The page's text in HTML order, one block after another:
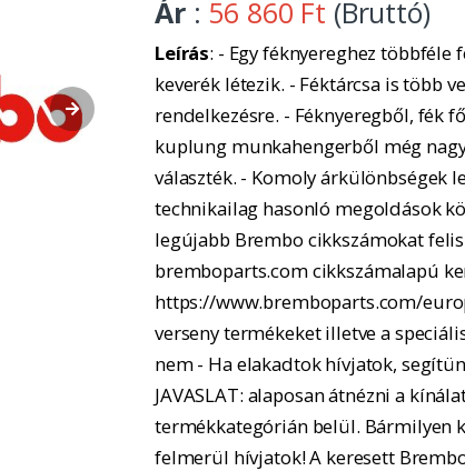
Ár : 56 860 Ft (Bruttó)
Leírás: - Egy féknyereghez többféle
keverék létezik. - Féktárcsa is több
rendelkezésre. - Féknyeregből, fék
kuplung munkahengerből még
választék. - Komoly árkülönbségek
technikailag hasonló megoldások
legújabb Brembo cikkszámokat
bremboparts.com cikkszámalapú
https://www.bremboparts.com/
verseny termékeket illetve a
nem - Ha elakadtok hívjatok,
JAVASLAT: alaposan átnézni a
termékkategórián belül. Bármilyen
felmerül hívjatok! A keresett